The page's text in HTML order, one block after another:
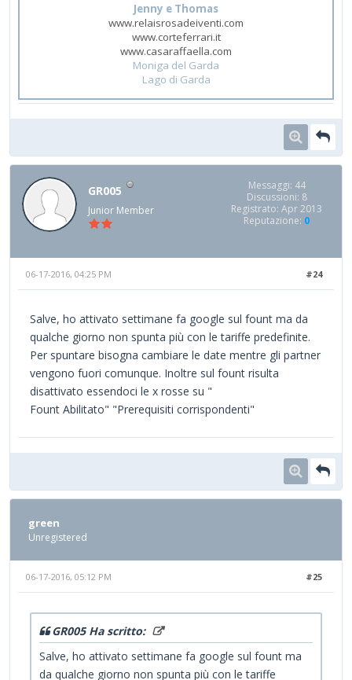
Jenny e Thomas
www.relaisrosadeiventi.com
www.corteferrari.it
www.casaraffaella.com
Moniga del Garda
Lago di Garda
GR005
Junior Member
Messaggi: 44
Discussioni: 8
Registrato: Apr 2013
Reputazione: 0
#24
06-17-2016, 04:25 PM
Salve, ho attivato settimane fa google sul fount ma da
qualche giorno non spunta più con le tariffe predefinite.
Per spuntare bisogna cambiare le date mentre gli partner
vengono fuori comunque. Inoltre sul fount risulta
disattivato essendoci le x rosse su "
Fount Abilitato" "Prerequisiti corrispondenti"
green
Unregistered
#25
06-17-2016, 05:12 PM
GR005 Ha scritto:
Salve, ho attivato settimane fa google sul fount ma
da qualche giorno non spunta più con le tariffe